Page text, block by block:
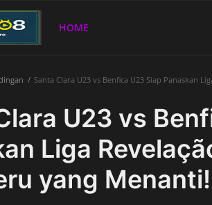
HOME
Santa Clara U23 vs Benfica U23 Siap Panaskan
U23 vs
Liga
yang Menanti!